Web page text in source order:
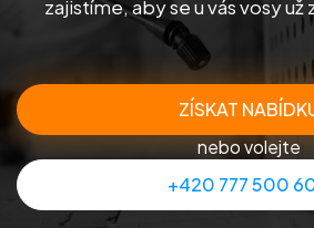
Deratizace a dezinsekce
zajistíme, aby se u vás vosy už
ZÍSKAT
nebo volejte
+420 777 500